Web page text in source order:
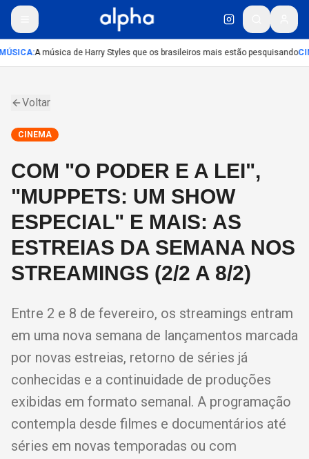
:A música de Harry Styles que os brasileiros mais estão pesquisando
Voltar
CINEMA
COM "O PODER E A LEI",
"MUPPETS: UM SHOW
ESPECIAL" E MAIS: AS
ESTREIAS DA SEMANA NOS
STREAMINGS (2/2 A 8/2)
Entre 2 e 8 de fevereiro, os streamings entram
em uma nova semana de lançamentos marcada
por novas estreias, retorno de séries já
conhecidas e a continuidade de produções
exibidas em formato semanal. A programação
contempla desde filmes e documentários até
séries em novas temporadas ou com